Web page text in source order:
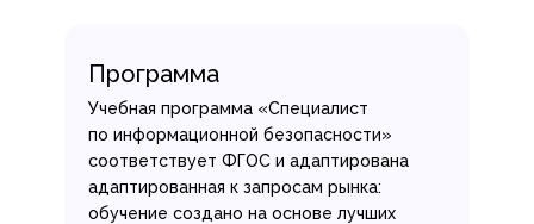
Программа
Учебная программа «Специалист
по информационной безопасности»
соответствует ФГОС и адаптирована
адаптированная к запросам рынка:
обучение создано на основе лучших